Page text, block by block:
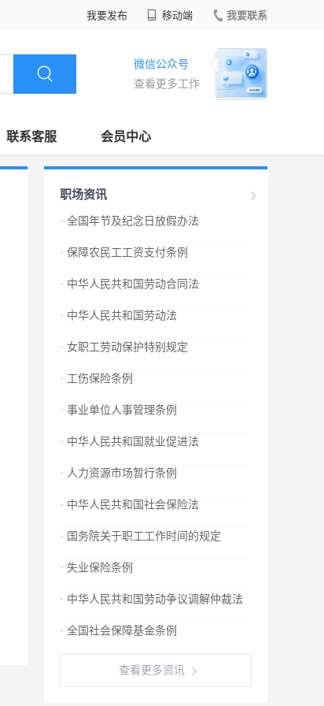
我要发布 移动端 我要联系
微信公众号
查看更多工作
联系客服 会员中心
职场资讯
· 全国年节及纪念日放假办法
· 保障农民工工资支付条例
· 中华人民共和国劳动合同法
· 中华人民共和国劳动法
· 女职工劳动保护特别规定
· 工伤保险条例
· 事业单位人事管理条例
· 中华人民共和国就业促进法
· 人力资源市场暂行条例
· 中华人民共和国社会保险法
· 国务院关于职工工作时间的规定
· 失业保险条例
· 中华人民共和国劳动争议调解仲裁法
· 全国社会保障基金条例
查看更多资讯